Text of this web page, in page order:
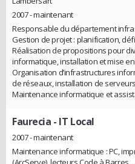
2007 - maintenant
Responsable du département
Gestion de projet : planification,
Réalisation de propositions pour
informatique, installation et mise
Organisation d’infrastructures
de réseaux, installation de
Maintenance informatique et
Faurecia - IT Local
2007 - maintenant
Maintenance informatique : PC,